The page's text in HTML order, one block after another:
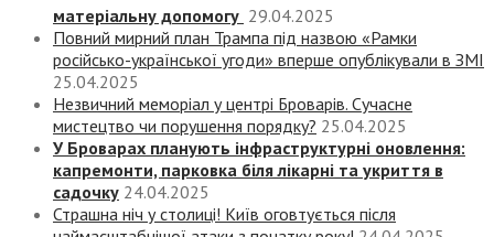
матеріальну допомогу 29.04.2025
Повний мирний план Трампа під назвою «‎Рамки
російсько-української угоди» вперше опублікували в ЗМІ
25.04.2025
Незвичний меморіал у центрі Броварів. Сучасне
мистецтво чи порушення порядку? 25.04.2025
У Броварах планують інфраструктурні оновлення:
капремонти, парковка біля лікарні та укриття в
садочку 24.04.2025
Страшна ніч у столиці! Київ оговтується після